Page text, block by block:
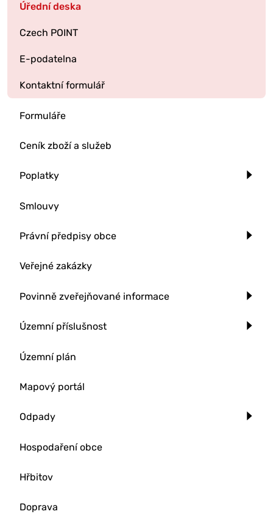
Úřední deska
Czech POINT
E-podatelna
Kontaktní formulář
Formuláře
Ceník zboží a služeb
Poplatky
Smlouvy
Právní předpisy obce
Veřejné zakázky
Povinně zveřejňované informace
Územní příslušnost
Územní plán
Mapový portál
Odpady
Hospodaření obce
Hřbitov
Doprava